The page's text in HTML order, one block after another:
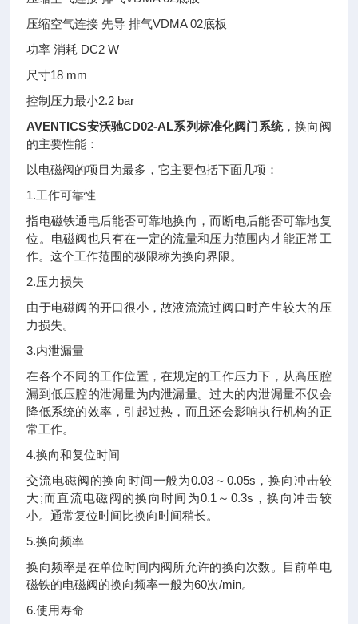
压缩空气连接 先导 排气VDMA 02底板
功率 消耗 DC2 W
尺寸18 mm
控制压力最小2.2 bar
AVENTICS安沃驰CD02-AL系列标准化阀门系统，换向阀
的主要性能：
以电磁阀的项目为最多，它主要包括下面几项：
1.工作可靠性
指电磁铁通电后能否可靠地换向，而断电后能否可靠地复
位。电磁阀也只有在一定的流量和压力范围内才能正常工
作。这个工作范围的极限称为换向界限。
2.压力损失
由于电磁阀的开口很小，故液流流过阀口时产生较大的压
力损失。
3.内泄漏量
在各个不同的工作位置，在规定的工作压力下，从高压腔
漏到低压腔的泄漏量为内泄漏量。过大的内泄漏量不仅会
降低系统的效率，引起过热，而且还会影响执行机构的正
常工作。
4.换向和复位时间
交流电磁阀的换向时间一般为0.03～0.05s，换向冲击较
大;而直流电磁阀的换向时间为0.1～0.3s，换向冲击较
小。通常复位时间比换向时间稍长。
5.换向频率
换向频率是在单位时间内阀所允许的换向次数。目前单电
磁铁的电磁阀的换向频率一般为60次/min。
6.使用寿命